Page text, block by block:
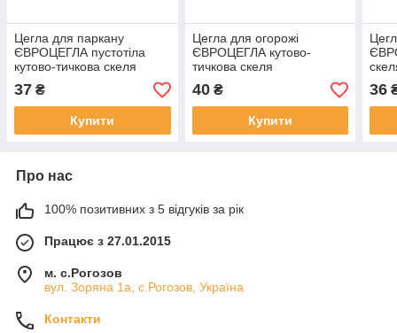
Цегла для паркану
ЄВРОЦЕГЛА пустотіла
кутово-тичкова скеля
220х90х65мм лунна
37 ₴
Купити
Цегла для огорожі
ЄВРОЦЕГЛА кутово-
тичкова скеля
220х90х65мм лунна
40₴
Купити
36
Про нас
100% позитивних з 5 відгуків за рік
Працює з 27.01.2015
м. с.Рогозов
вул. Зоряна 1а, с.Рогозов, Україна
Контакти